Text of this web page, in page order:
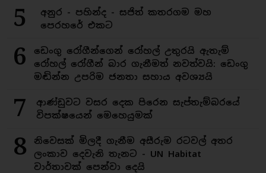
5
අනුර - පහින්ද - සජිත් කතරගම මහ
පෙරහරේ එකට
6
ඩෙංගු රෝගීන්ගෙන් රෝහල් උතුරයි ඇතැම්
රෝහල් රෝගීන් බාර ගැනීමත් නවත්වයි: ඩෙංගු
මඬින්න උපරිම ජනතා සහාය අවශ්‍යයි
7
ආණ්ඩුවට වසර දෙක පිරෙන සැප්තැම්බරයේ
විපක්ෂයෙන් මෙහෙයුමක්
8
නිවෙසක් මිලදී ගැනීම අසීරුම රටවල් අතර
ලංකාව දෙවැනි තැනට - UN Habitat
වාර්තාවක් පෙන්වා දෙයි